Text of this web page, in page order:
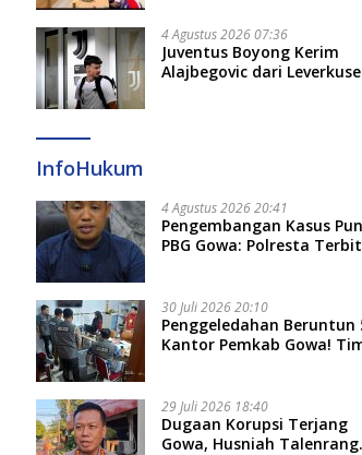
4 Agustus 2026 07:36
Juventus Boyong Kerim
Alajbegovic dari
InfoHukum
4 Agustus 2026 20:41
Pengembangan Kasus
PBG Gowa: Polresta
30 Juli 2026 20:10
Penggeledahan Beruntun
Kantor Pemkab Gowa!
Rp16 Miliar
29 Juli 2026 18:40
Dugaan Korupsi Terjang
Gowa, Husniah Talenrang